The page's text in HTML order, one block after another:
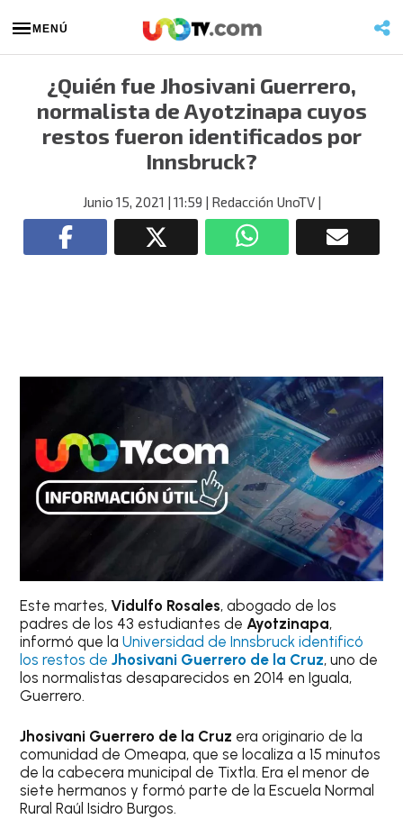
MENÚ
¿Quién fue Jhosivani Guerrero,
normalista de Ayotzinapa cuyos
restos fueron identificados por
Innsbruck?
Junio 15, 2021 | 11:59 | Redacción UnoTV|
Este martes,Vidulfo Rosales, abogado de los
padres de los 43 estudiantes de Ayotzinapa,
informó que laUniversidad de Innsbruck identificó
los restos de Jhosivani Guerrero de la Cruz, uno de
los normalistas desaparecidos en 2014 en Iguala,
Guerrero.
Jhosivani Guerrero de la Cruz era originario de la
comunidad de Omeapa, que se localiza a 15 minutos
de la cabecera municipal de Tixtla. Era el menor de
siete hermanos y formó parte de la Escuela Normal
Rural Raúl Isidro Burgos.